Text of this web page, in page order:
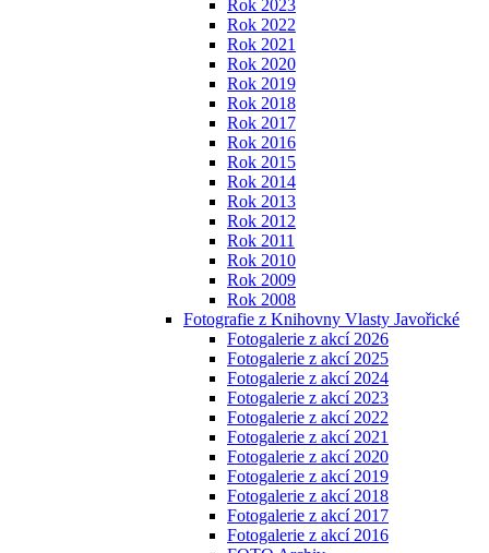
Rok 2023
Rok 2022
Rok 2021
Rok 2020
Rok 2019
Rok 2018
Rok 2017
Rok 2016
Rok 2015
Rok 2014
Rok 2013
Rok 2012
Rok 2011
Rok 2010
Rok 2009
Rok 2008
Fotografie z Knihovny Vlasty Javořické
Fotogalerie z akcí 2026
Fotogalerie z akcí 2025
Fotogalerie z akcí 2024
Fotogalerie z akcí 2023
Fotogalerie z akcí 2022
Fotogalerie z akcí 2021
Fotogalerie z akcí 2020
Fotogalerie z akcí 2019
Fotogalerie z akcí 2018
Fotogalerie z akcí 2017
Fotogalerie z akcí 2016